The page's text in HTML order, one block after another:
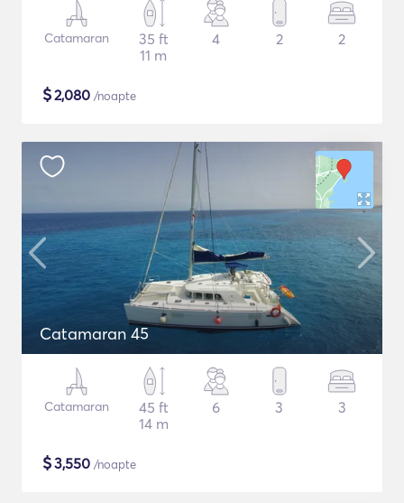
Catamaran
35 ft
11 m
4 2 2
$2,080 /noapte
Catamaran 45
Catamaran
45 ft
14 m
6 3 3
$3,550 /noapte